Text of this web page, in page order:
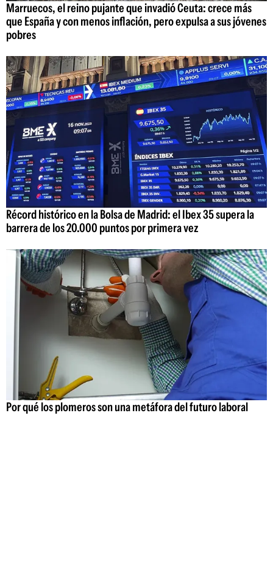
Marruecos, el reino pujante que invadió Ceuta: crece más
que España y con menos inflación, pero expulsa a sus jóvenes
pobres
Récord histórico en la Bolsa de Madrid: el Ibex 35 supera la
barrera de los 20.000 puntos por primera vez
Por qué los plomeros son una metáfora del futuro laboral